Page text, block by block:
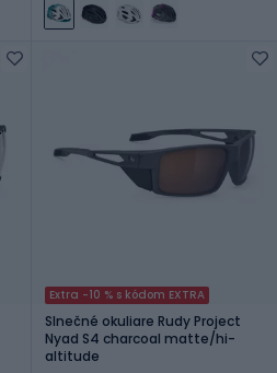
Extra -10 % s kódom EXTRA
Slnečné okuliare Rudy Project
Nyad S4 charcoal matte/hi-
altitude